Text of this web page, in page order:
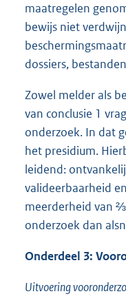
maatregelen
bewijs niet
dossiers,
Zowel melder als
van conclusie 1
onderzoek. In dat
het presidium.
leidend:
valideerbaarheid
meerderheid van
onderzoek dan
Onderdeel 3:
Uitvoering